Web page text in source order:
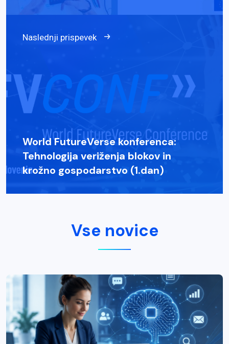
Naslednji prispevek
World FutureVerse konferenca:
Tehnologija veriženja blokov in
krožno gospodarstvo (1.dan)
Vse novice